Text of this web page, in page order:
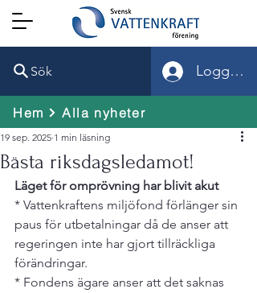
Sök Logga in
Hem Alla nyheter
Bästa riksdagsledamot!
19 sep. 2025 1 min läsning
Läget för omprövning har blivit akut
* Vattenkraftens miljöfond förlänger sin
paus för utbetalningar då de anser att
regeringen inte har gjort tillräckliga
förändringar.
* Fondens ägare anser att det saknas